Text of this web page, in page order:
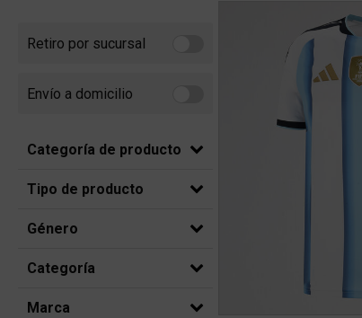
Retiro por sucursal
Refine by Retiro por sucursal: Retiro por sucursal
Envío a domicilio
Refine by Envío a domicilio: Envio a domicilio
Categoría de producto
Tipo de producto
Género
Categoría
Marca